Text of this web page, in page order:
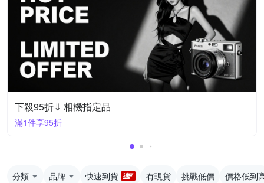
下殺95折⇓ 相機指定品
滿1件享95折
分類 品牌 快速到貨 有現貨 挑戰低價 價格低到